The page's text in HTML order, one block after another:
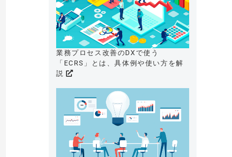
業務プロセス改善のDXで使う
「ECRS」とは、具体例や使い方を解
説